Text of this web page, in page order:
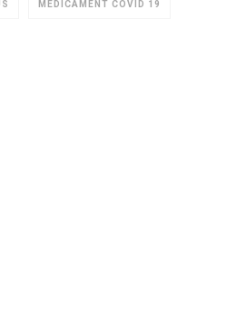
MEDICAMENT COVID 19